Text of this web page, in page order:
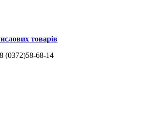
товарів
(0372)58-68-14